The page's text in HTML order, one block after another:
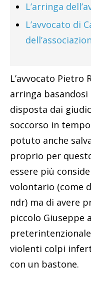
L’arringa
L’avvocato di
L’avvocato Pietro
arringa
disposta dai
soccorso in
potuto anche
proprio per
essere più
volontario (come
ndr) ma di avere
piccolo Giuseppe
violenti colpi
con un bastone.